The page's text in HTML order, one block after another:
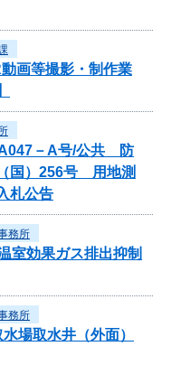
画等撮影・制作業
A047－A号/公共 防
国）256号 用地測
札公告
務所
室効果ガス排出抑制
務所
場取水井（外面）